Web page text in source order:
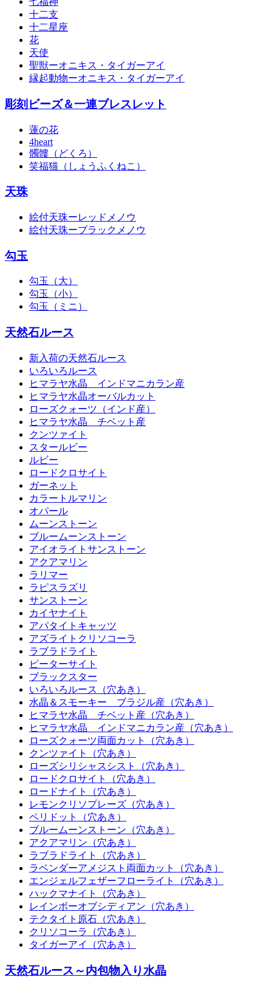
十二支
十二星座
花
天使
聖獣ーオニキス・タイガーアイ
縁起動物ーオニキス・タイガーアイ
彫刻ビーズ＆一連ブレスレット
蓮の花
4heart
髑髏（どくろ）
笑福猫（しょうふくねこ）
天珠
絵付天珠ーレッドメノウ
絵付天珠ーブラックメノウ
勾玉
勾玉（大）
勾玉（小）
勾玉（ミニ）
天然石ルース
新入荷の天然石ルース
いろいろルース
ヒマラヤ水晶 インドマニカラン産
ヒマラヤ水晶オーバルカット
ローズクォーツ（インド産）
ヒマラヤ水晶 チベット産
クンツァイト
スタールビー
ルビー
ロードクロサイト
ガーネット
カラートルマリン
オパール
ムーンストーン
ブルームーンストーン
アイオライトサンストーン
アクアマリン
ラリマー
ラピスラズリ
サンストーン
カイヤナイト
アパタイトキャッツ
アズライトクリソコーラ
ラブラドライト
ピーターサイト
ブラックスター
いろいろルース（穴あき）
水晶＆スモーキー ブラジル産（穴あき）
ヒマラヤ水晶 チベット産（穴あき）
ヒマラヤ水晶 インドマニカラン産（穴あき）
ローズクォーツ両面カット（穴あき）
クンツァイト（穴あき）
ローズシリシャスシスト（穴あき）
ロードクロサイト（穴あき）
ロードナイト（穴あき）
レモンクリソプレーズ（穴あき）
ペリドット（穴あき）
ブルームーンストーン（穴あき）
アクアマリン（穴あき）
ラブラドライト（穴あき）
ラベンダーアメジスト両面カット（穴あき）
エンジェルフェザーフローライト（穴あき）
ハックマナイト（穴あき）
レインボーオブシディアン（穴あき）
テクタイト原石（穴あき）
クリソコーラ（穴あき）
タイガーアイ（穴あき）
天然石ルース～内包物入り水晶